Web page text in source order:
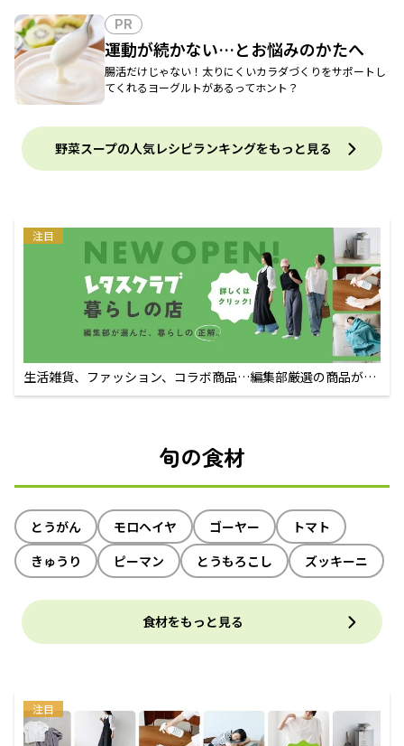
PR
運動が続かない…とお悩みのかたへ
腸活だけじゃない！太りにくいカラダづくりをサポートし
てくれるヨーグルトがあるってホント？
野菜スープの人気レシピランキングをもっと見る
注目
生活雑貨、ファッション、コラボ商品…編集部厳選の商品が買
えるECサイト
旬の食材
とうがん モロヘイヤ ゴーヤー
トマト
きゅうり
ピーマン とうもろこし ズッキーニ
食材をもっと見る
注目